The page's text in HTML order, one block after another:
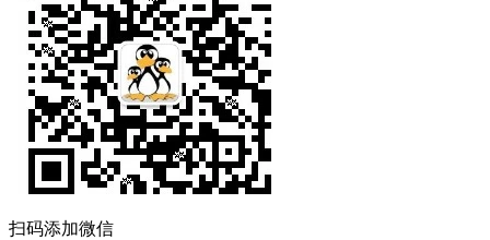
扫码添加微信